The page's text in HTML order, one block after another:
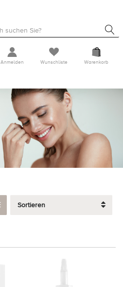
Anmelden Wunschliste Warenkorb
Sortieren